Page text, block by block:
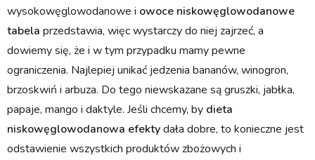
wysokowęglowodanowe i owoce niskowęglowodanowe
tabela przedstawia, więc wystarczy do niej zajrzeć, a
dowiemy się, że i w tym przypadku mamy pewne
ograniczenia. Najlepiej unikać jedzenia bananów, winogron,
brzoskwiń i arbuza. Do tego niewskazane są gruszki, jabłka,
papaje, mango i daktyle. Jeśli chcemy, by dieta
niskowęglowodanowa efektydała dobre, to konieczne jest
odstawienie wszystkich produktów zbożowych i